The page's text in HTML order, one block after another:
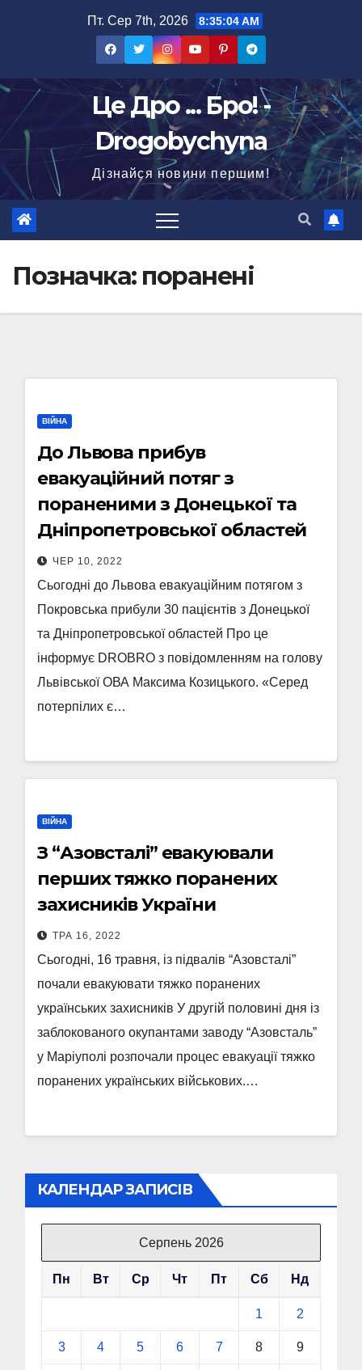
Пт. Сер 7th, 2026 8:35:05 AM
Це Дро ... Бро! -
Drogobychyna
Дізнайся новини першим!
Позначка: поранені
ВІЙНА
До Львова прибув
евакуаційний потяг з
пораненими з Донецької та
Дніпропетровської областей
ЧЕР 10, 2022
Сьогодні до Львова евакуаційним потягом з
Покровська прибули 30 пацієнтів з Донецької
та Дніпропетровської областей Про це
інформує DROBRO з повідомленням на голову
Львівської ОВА Максима Козицького. «Серед
потерпілих є…
ВІЙНА
З “Азовсталі” евакуювали
перших тяжко поранених
захисників України
ТРА 16, 2022
Сьогодні, 16 травня, із підвалів “Азовсталі”
почали евакуювати тяжко поранених
українських захисників У другій половині дня із
заблокованого окупантами заводу “Азовсталь”
у Маріуполі розпочали процес евакуації тяжко
поранених українських військових.…
КАЛЕНДАР ЗАПИСІВ
Серпень 2026
Пн Вт Ср Чт Пт Сб Нд
1 2
3 4 5 6 7 8 9